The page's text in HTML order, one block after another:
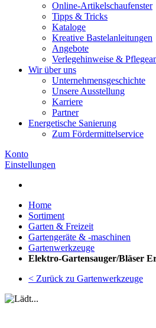
Online-Artikelschaufenster
Tipps & Tricks
Kataloge
Kreative Bastelanleitungen
Angebote
Verlegehinweise &
Wir über uns
Unternehmensgeschichte
Unsere Ausstellung
Karriere
Partner
Energetische Sanierung
Zum Fördermittelservice
Konto
Einstellungen
Home
Sortiment
Garten & Freizeit
Gartengeräte & -maschinen
Gartenwerkzeuge
Elektro-Gartensauger/Bläser
< Zurück zu Gartenwerkzeuge